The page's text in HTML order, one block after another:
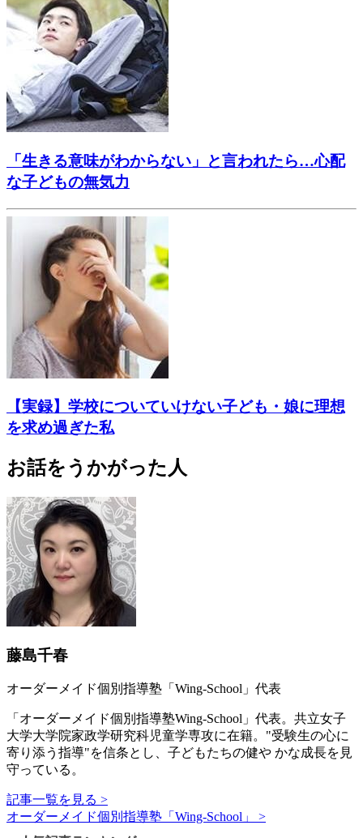
「生きる意味がわからない」と言われたら…心配
な子どもの無気力
【実録】学校についていけない子ども・娘に理想
を求め過ぎた私
お話をうかがった人
藤島千春
オーダーメイド個別指導塾「Wing-School」代表
「オーダーメイド個別指導塾Wing-School」代表。共立女子
大学大学院家政学研究科児童学専攻に在籍。"受験生の心に
寄り添う指導"を信条とし、子どもたちの健や かな成長を見
守っている。
記事一覧を見る >
オーダーメイド個別指導塾「Wing-School」 >